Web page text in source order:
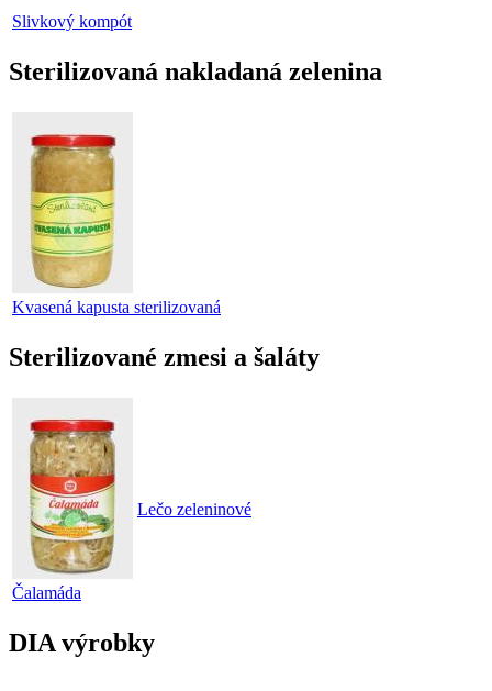
Slivkový kompót
Sterilizovaná nakladaná zelenina
Kvasená kapusta sterilizovaná
Sterilizované zmesi a šaláty
Čalamáda
Lečo zeleninové
DIA výrobky